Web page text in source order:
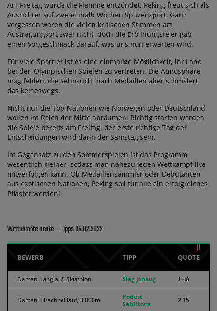
Am Freitag wurde die Flamme entzündet, Peking freut sich als
Ausrichter auf zweieinhalb Wochen Spitzensport. Ganz
vergessen waren die vielen kritischen Stimmen am
Austragungsort zwar nicht, doch die Eröffnungsfeier gab
einen Vorgeschmack darauf, was uns nun erwarten wird.
Für viele Sportler ist es eine einmalige Möglichkeit, ihr Land
bei den Olympischen Spielen zu vertreten. Die Atmosphäre
mag fehlen, die Sehnsucht nach Medaillen aber schmälert
das keineswegs.
Nicht nur die Top-Nationen wie Norwegen oder Deutschland
wollen im Reich der Mitte abräumen. Richtig starten werden
die Spiele bereits am Freitag, der erste richtige Tag der
Entscheidungen wird dann der Samstag sein.
Im Gegensatz zu den Sommerspielen ist das Programm
wesentlich kleiner, sodass man nahezu jeden Wettkampf live
mitverfolgen kann. Ob Medaillensammler oder Debütanten
aus exotischen Nationen, Peking soll für alle ein erfolgreiches
Pflaster werden!
Wettkämpfe heute – Tipps 05.02.2022
BEWERB TIPP QUOTE
Damen, Langlauf, Skiathlon Sieg Johaug 1.40
Damen, Eisschnelllauf, 3.000m
Podest
Sablikova
2.15